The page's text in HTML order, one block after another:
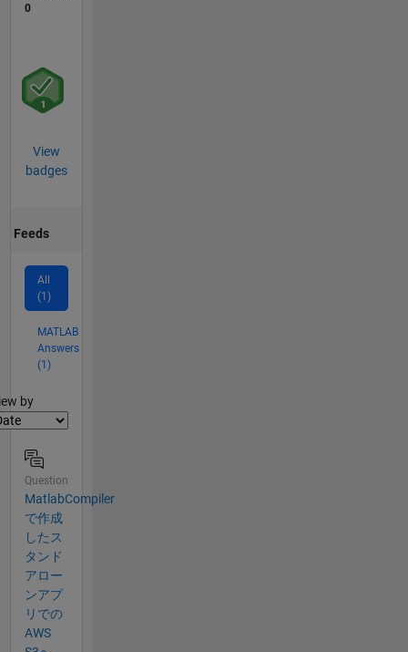
0
View
badges
Feeds
All
(1)
MATLAB
Answers
(1)
by
Question
MatlabCompiler
で作成
したス
タンド
アロー
ンアプ
リでの
AWS